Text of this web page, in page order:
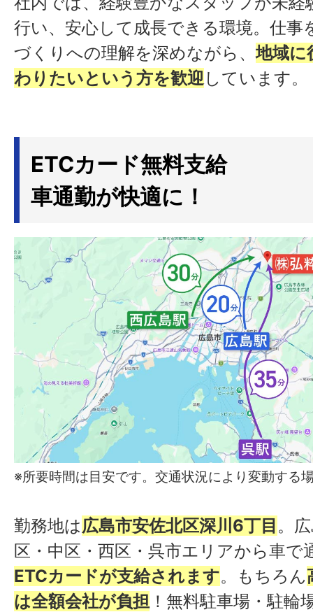
行い、安心して成長できる環境。仕事
づくりへの理解を深めながら、地域に
わりたいという方を歓迎しています。
ETCカード無料支給
車通勤が快適に！
※所要時間は目安です。交通状況により変動する
勤務地は広島市安佐北区深川6丁目 。
区・中区・西区・呉市エリアから車で
ETCカードが支給されます。もちろん
は全額会社が負担！無料駐車場・駐輪